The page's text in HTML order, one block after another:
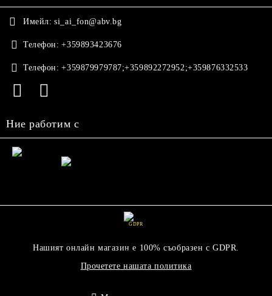
Имейл: si_ai_fon@abv.bg
Телефон: +359893423676
Телефон: +359879979787;+359892272952;+359876332533
Ние работим с
GDPR
Нашият онлайн магазин е 100% съобразен с GDPR.
Прочетете нашата политика